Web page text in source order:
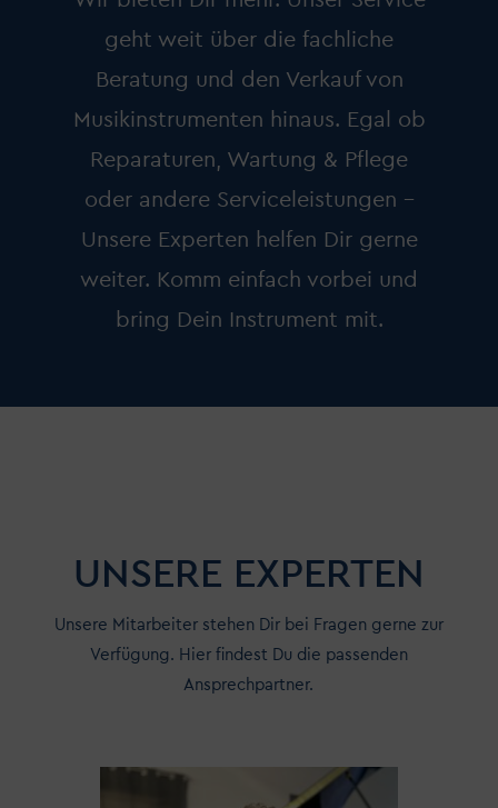
geht weit über die fachliche
Beratung und den Verkauf von
Musikinstrumenten hinaus. Egal ob
Reparaturen, Wartung & Pflege
oder andere Serviceleistungen –
Unsere Experten helfen Dir gerne
weiter. Komm einfach vorbei und
bring Dein Instrument mit.
UNSERE EXPERTEN
Unsere Mitarbeiter stehen Dir bei Fragen gerne zur
Verfügung. Hier findest Du die passenden
Ansprechpartner.